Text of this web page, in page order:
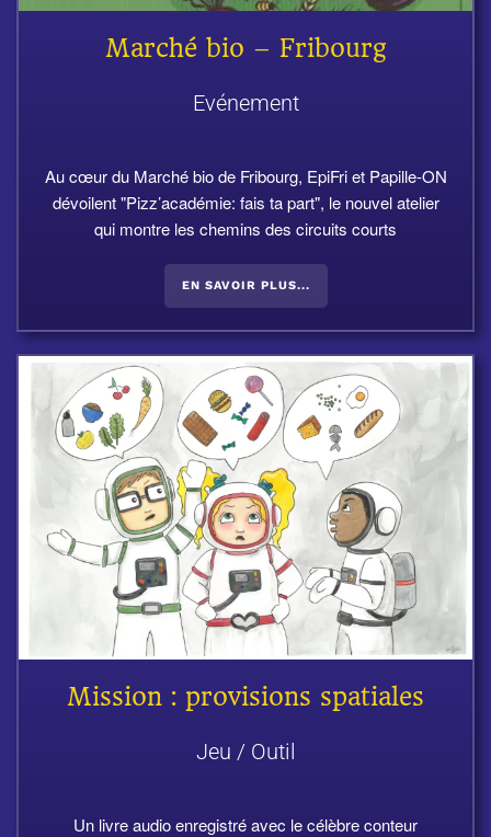
Marché bio – Fribourg
Evénement
Au cœur du Marché bio de Fribourg, EpiFri et Papille-ON
dévoilent "Pizz’académie: fais ta part", le nouvel atelier
qui montre les chemins des circuits courts
EN SAVOIR PLUS...
Mission : provisions spatiales
Jeu / Outil
Un livre audio enregistré avec le célèbre conteur